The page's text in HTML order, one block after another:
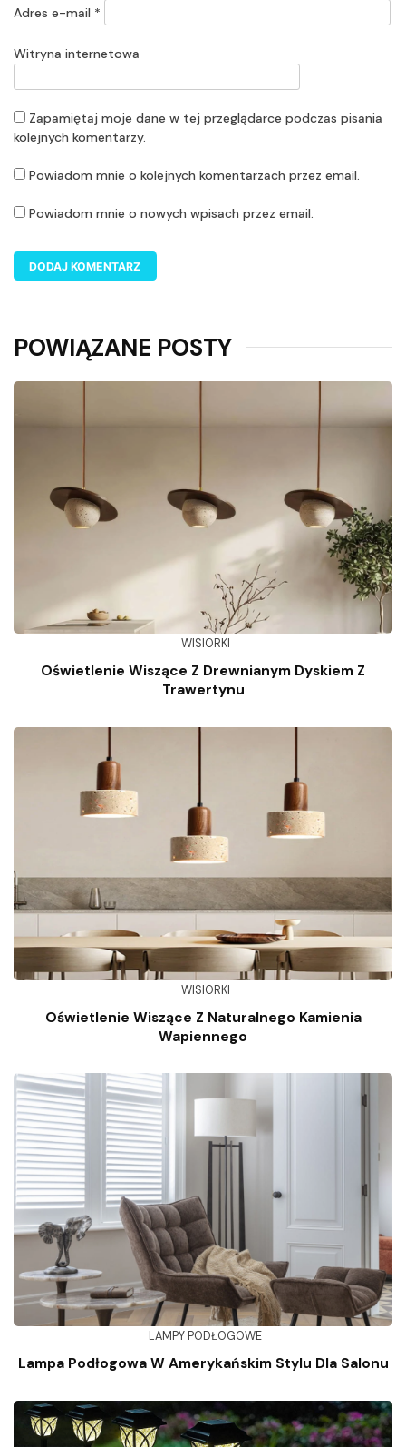
Adres e-mail *
Witryna internetowa
Zapamiętaj moje dane w tej przeglądarce podczas pisania
kolejnych komentarzy.
Powiadom mnie o kolejnych komentarzach przez email.
Powiadom mnie o nowych wpisach przez email.
POWIĄZANE POSTY
WISIORKI
Oświetlenie Wiszące Z Drewnianym Dyskiem Z
Trawertynu
WISIORKI
Oświetlenie Wiszące Z Naturalnego Kamienia
Wapiennego
LAMPY PODŁOGOWE
Lampa Podłogowa W Amerykańskim Stylu Dla Salonu